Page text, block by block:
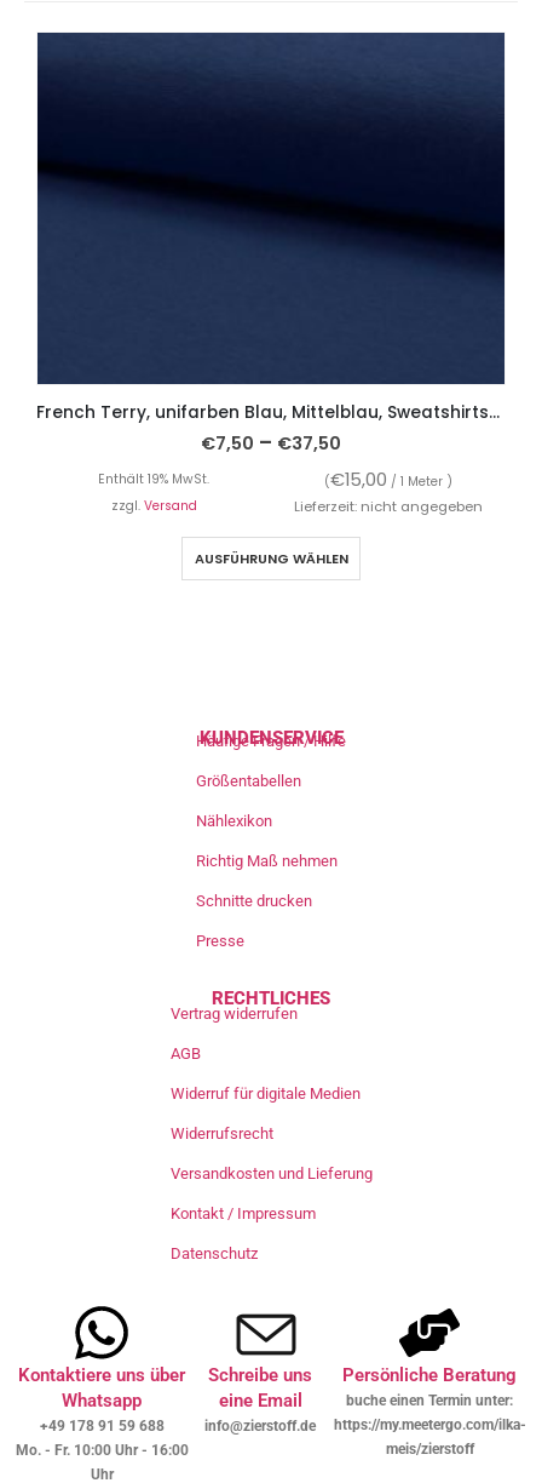
French Terry, unifarben Blau, Mittelblau, Sweatshirtstoff brushed
€7,50 – €37,50
Enthält 19% MwSt. (€15,00 / 1 Meter )
zzgl. Versand Lieferzeit: nicht angegeben
AUSFÜHRUNG WÄHLEN
KUNDENSERVICE
Häufige Fragen / Hilfe
Größentabellen
Nählexikon
Richtig Maß nehmen
Schnitte drucken
Presse
RECHTLICHES
Vertrag widerrufen
AGB
Widerruf für digitale Medien
Widerrufsrecht
Versandkosten und Lieferung
Kontakt / Impressum
Datenschutz
Kontaktiere uns über
Whatsapp
+49 178 91 59 688
Mo. - Fr. 10:00 Uhr - 16:00
Uhr
Schreibe uns
eine Email
info@zierstoff.de
Persönliche Beratung
buche einen Termin unter:
https://my.meetergo.com/ilka-
meis/zierstoff